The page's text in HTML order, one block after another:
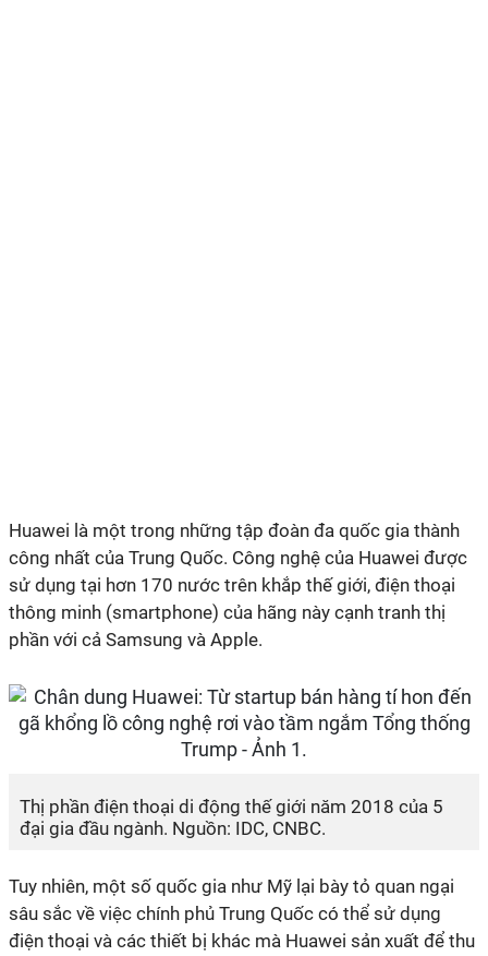
Huawei là một trong những tập đoàn đa quốc gia thành
công nhất của Trung Quốc. Công nghệ của Huawei được
sử dụng tại hơn 170 nước trên khắp thế giới, điện thoại
thông minh (smartphone) của hãng này cạnh tranh thị
phần với cả Samsung và Apple.
Thị phần điện thoại di động thế giới năm 2018 của 5
đại gia đầu ngành. Nguồn: IDC, CNBC.
Tuy nhiên, một số quốc gia như Mỹ lại bày tỏ quan ngại
sâu sắc về việc chính phủ Trung Quốc có thể sử dụng
điện thoại và các thiết bị khác mà Huawei sản xuất để thu